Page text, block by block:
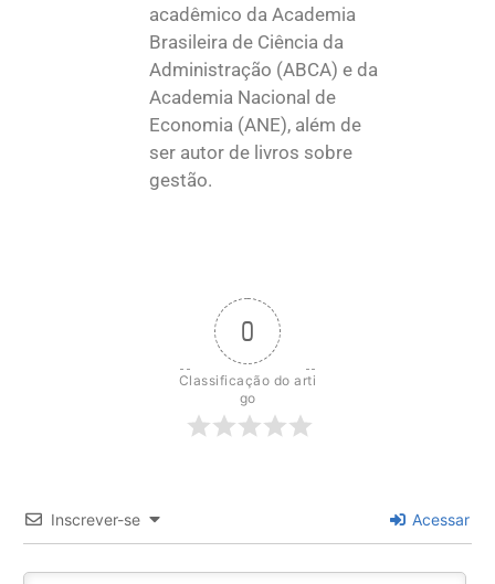
acadêmico da Academia
Brasileira de Ciência da
Administração (ABCA) e da
Academia Nacional de
Economia (ANE), além de
ser autor de livros sobre
gestão.
0
Classificação do arti
go
Inscrever-se Acessar